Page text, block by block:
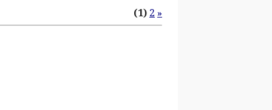
(1) 2 »